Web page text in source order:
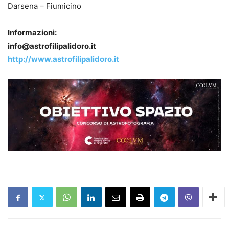
Darsena – Fiumicino
Informazioni:
info@astrofilipalidoro.it
http://www.astrofilipalidoro.it